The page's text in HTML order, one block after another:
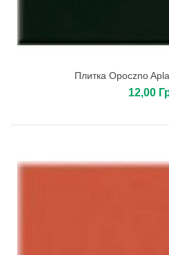
Плитка Opoczno
12,00